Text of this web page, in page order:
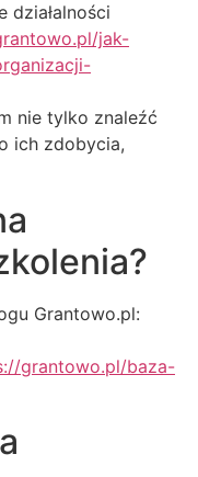
działalności
jak-
nie tylko znaleźć
ich zdobycia,
Grantowo.pl:
grantowo.pl/baza-